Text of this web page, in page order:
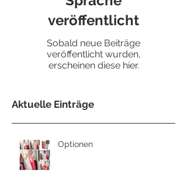
veröffentlicht
Sobald neue Beiträge
veröffentlicht wurden,
erscheinen diese hier.
Aktuelle Einträge
Optionen